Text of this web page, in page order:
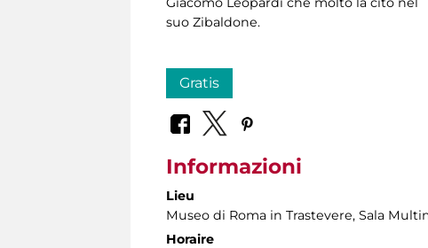
suo Zibaldone.
Gratis
Informazioni
Lieu
Museo di Roma in Trastevere, Sala
Horaire